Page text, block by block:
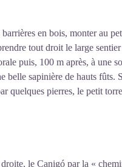
en bois, monter au
tout droit le large
puis, 100 m après, à une
belle sapinière de hauts fûts.
quelques pierres, le petit
le Canigó par la «